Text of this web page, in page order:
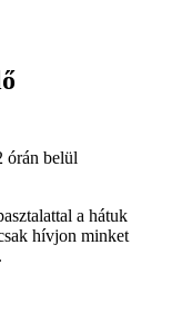
órán belül
a hátuk
hívjon minket